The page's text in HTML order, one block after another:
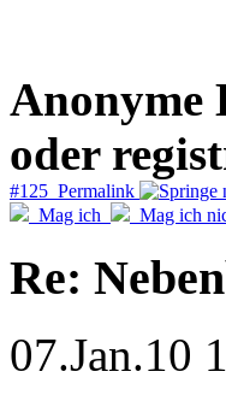
Anonyme
oder
#125 Permalink
Mag ich
Mag ich
Re:
07.Jan.10